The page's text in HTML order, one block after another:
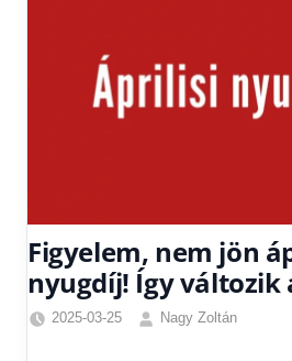
Figyelem, nem jön
nyugdíj! Így változik
2025-03-25
Nagy Zoltán